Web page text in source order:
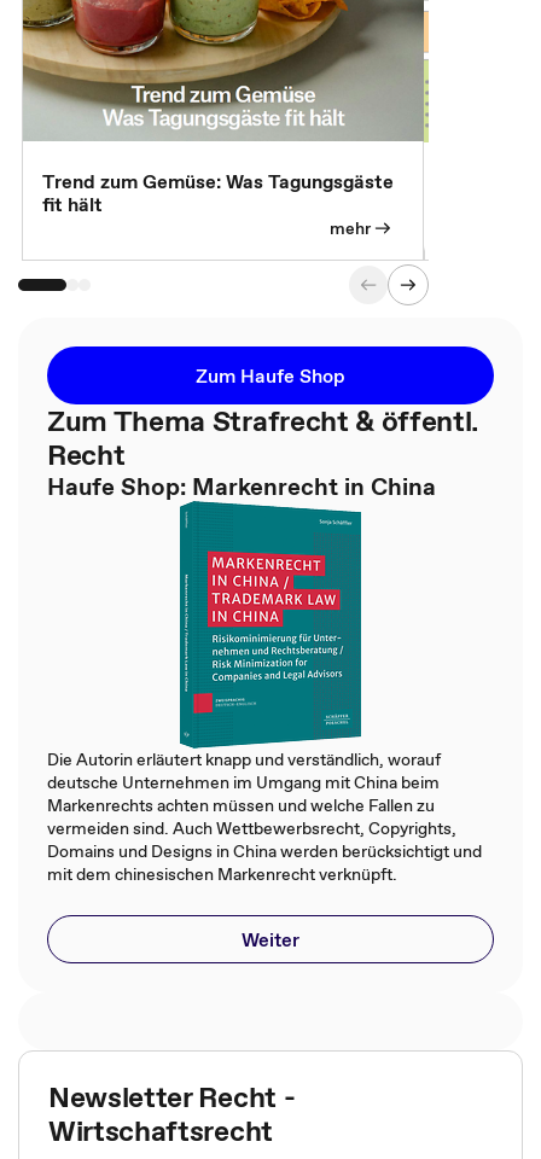
Trend zum Gemüse: Was Tagungsgäste
fit hält
mehr
Zum Haufe Shop
Zum Thema Strafrecht & öffentl.
Recht
Haufe Shop: Markenrecht in China
Die Autorin erläutert knapp und verständlich, worauf
deutsche Unternehmen im Umgang mit China beim
Markenrechts achten müssen und welche Fallen zu
vermeiden sind. Auch Wettbewerbsrecht, Copyrights,
Domains und Designs in China werden berücksichtigt und
mit dem chinesischen Markenrecht verknüpft.
Weiter
Newsletter Recht -
Wirtschaftsrecht